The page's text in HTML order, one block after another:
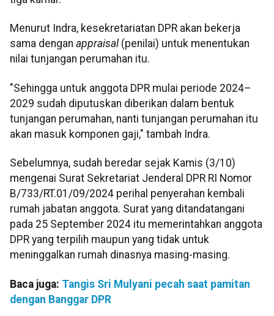
Menurut Indra, kesekretariatan DPR akan bekerja
sama dengan appraisal (penilai) untuk menentukan
nilai tunjangan perumahan itu.
"Sehingga untuk anggota DPR mulai periode 2024–
2029 sudah diputuskan diberikan dalam bentuk
tunjangan perumahan, nanti tunjangan perumahan itu
akan masuk komponen gaji," tambah Indra.
Sebelumnya, sudah beredar sejak Kamis (3/10)
mengenai Surat Sekretariat Jenderal DPR RI Nomor
B/733/RT.01/09/2024 perihal penyerahan kembali
rumah jabatan anggota. Surat yang ditandatangani
pada 25 September 2024 itu memerintahkan anggota
DPR yang terpilih maupun yang tidak untuk
meninggalkan rumah dinasnya masing-masing.
Baca juga: Tangis Sri Mulyani pecah saat pamitan
dengan Banggar DPR